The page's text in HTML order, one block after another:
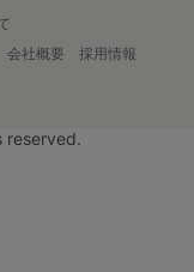
会社概要
採用情報
reserved.